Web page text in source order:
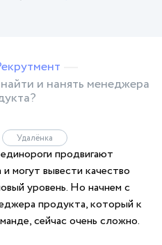
и нанять менеджера
Удалёнка
продвигают
могут вывести качество
уровень. Но начнем с
продукта, который к
сейчас очень сложно.